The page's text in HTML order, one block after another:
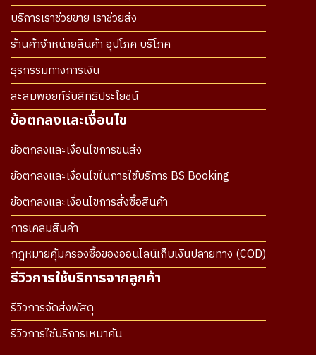
บริการเราช่วยขาย เราช่วยส่ง
ร้านค้าจำหน่ายสินค้า อุปโภค บริโภค
ธุรกรรมทางการเงิน
สะสมพอยท์รับสิทธิประโยชน์
ข้อตกลงและเงื่อนไข
ข้อตกลงและเงื่อนไขการขนส่ง
ข้อตกลงและเงื่อนไขในการใช้บริการ BS Booking
ข้อตกลงและเงื่อนไขการสั่งซื้อสินค้า
การเคลมสินค้า
กฎหมายคุ้มครองซื้อของออนไลน์เก็บเงินปลายทาง (COD)
รีวิวการใช้บริการจากลูกค้า
รีวิวการจัดส่งพัสดุ
รีวิวการใช้บริการเหมาคัน